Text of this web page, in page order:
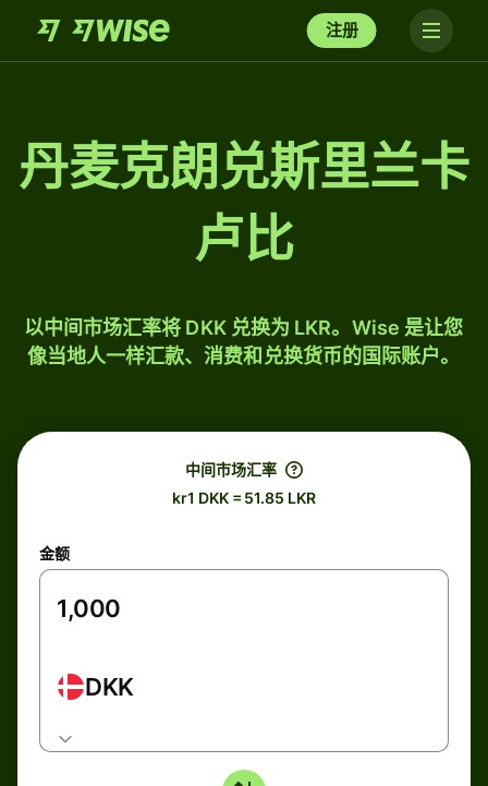
注册
丹麦克朗兑斯里兰卡
卢比
以中间市场汇率将 DKK 兑换为 LKR。Wise 是让您
像当地人一样汇款、消费和兑换货币的国际账户。
中间市场汇率
kr1 DKK = 51.85 LKR
金额
DKK